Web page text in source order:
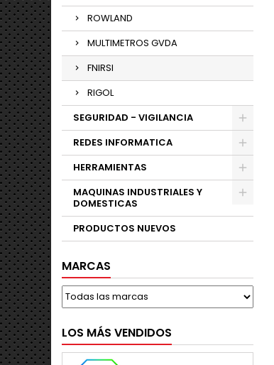
ROWLAND
MULTIMETROS GVDA
FNIRSI
RIGOL
SEGURIDAD - VIGILANCIA
REDES INFORMATICA
HERRAMIENTAS
MAQUINAS INDUSTRIALES Y
DOMESTICAS
PRODUCTOS NUEVOS
MARCAS
LOS MÁS VENDIDOS